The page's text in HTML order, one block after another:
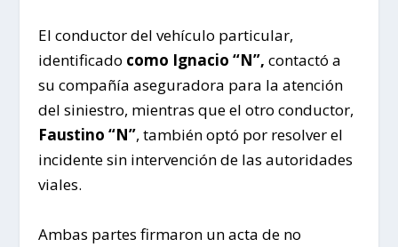
El conductor del vehículo particular,
identificado como Ignacio “N”, contactó a
su compañía aseguradora para la atención
del siniestro, mientras que el otro conductor,
Faustino “N”, también optó por resolver el
incidente sin intervención de las autoridades
viales.
Ambas partes firmaron un acta de no